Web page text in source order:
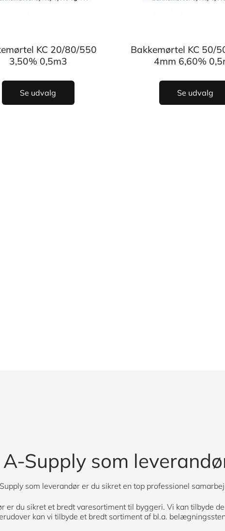
KC 20/80/550
3,50% 0,5m3
Se udvalg
Bakkemørtel KC 50/
4mm 6,60%
Se udvalg
A-Supply som
som leverandør er du sikret en top professionel
er du sikret et bredt varesortiment til byggeri. Vi kan tilbyde
kan vi tilbyde et bredt sortiment af bl.a.